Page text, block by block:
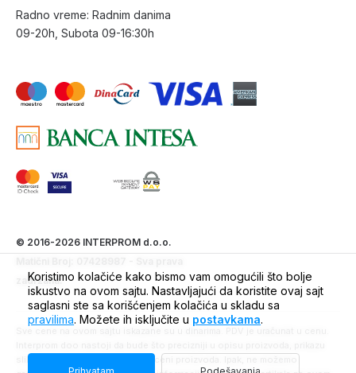
Radno vreme: Radnim danima
09-20h, Subota 09-16:30h
© 2016-2026 INTERPROM d.o.o.
zadržana.
slika, trenutnoj raspoloživosti i ceni proizvoda. Ipak, ne možemo
Koristimo kolačiće kako bismo vam omogućili što bolje
iskustvo na ovom sajtu. Nastavljajući da koristite ovaj sajt
saglasni ste sa korišćenjem kolačića u skladu sa
pravilima. Možete ih isključite u postavkama.